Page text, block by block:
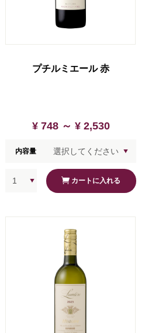
プチルミエール 赤
¥ 748 ～ ¥ 2,530
内容量
カートに入れる